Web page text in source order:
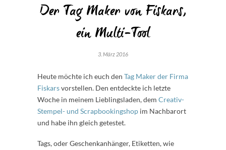
Der Tag Maker von Fiskars,
ein Multi-Tool
3. März 2016
Heute möchte ich euch den Tag Maker der Firma
Fiskarsvorstellen. Den entdeckte ich letzte
Woche in meinem Lieblingsladen, dem Creativ-
Stempel- und Scrapbookingshop im Nachbarort
und habe ihn gleich getestet.
Tags, oder Geschenkanhänger, Etiketten, wie